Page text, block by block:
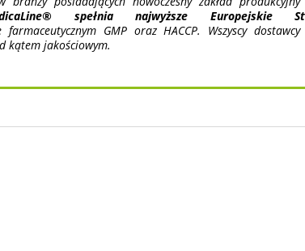
spełnia najwyższe Europejskie
GMP oraz HACCP. Wszyscy
kątem jakościowym.